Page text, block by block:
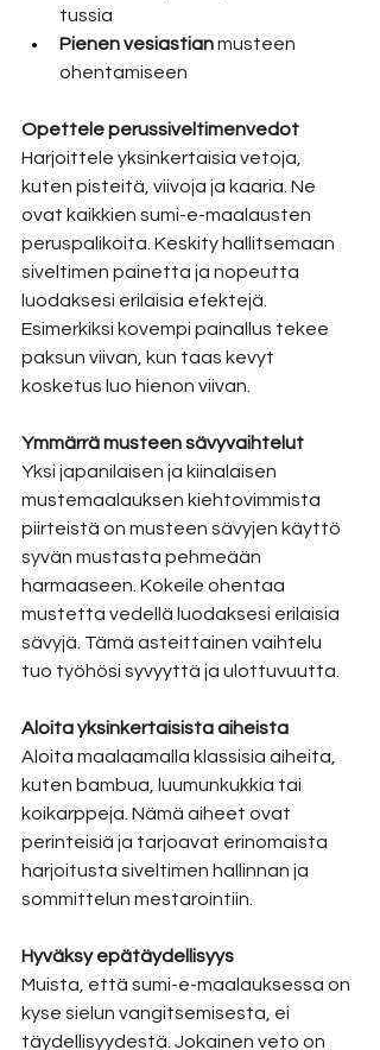
tussia
Pienen vesiastian musteen
ohentamiseen
Opettele perussiveltimenvedot
Harjoittele yksinkertaisia vetoja,
kuten pisteitä, viivoja ja kaaria. Ne
ovat kaikkien sumi-e-maalausten
peruspalikoita. Keskity hallitsemaan
siveltimen painetta ja nopeutta
luodaksesi erilaisia efektejä.
Esimerkiksi kovempi painallus tekee
paksun viivan, kun taas kevyt
kosketus luo hienon viivan.
Ymmärrä musteen sävyvaihtelut
Yksi japanilaisen ja kiinalaisen
mustemaalauksen kiehtovimmista
piirteistä on musteen sävyjen käyttö
syvän mustasta pehmeään
harmaaseen. Kokeile ohentaa
mustetta vedellä luodaksesi erilaisia
sävyjä. Tämä asteittainen vaihtelu
tuo työhösi syvyyttä ja ulottuvuutta.
Aloita yksinkertaisista aiheista
Aloita maalaamalla klassisia aiheita,
kuten bambua, luumunkukkia tai
koikarppeja. Nämä aiheet ovat
perinteisiä ja tarjoavat erinomaista
harjoitusta siveltimen hallinnan ja
sommittelun mestarointiin.
Hyväksy epätäydellisyys
Muista, että sumi-e-maalauksessa on
kyse sielun vangitsemisesta, ei
täydellisyydestä. Jokainen veto on